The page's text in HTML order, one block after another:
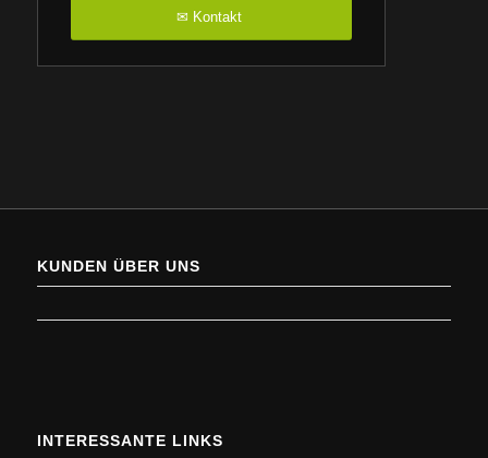
✉ Kontakt
KUNDEN ÜBER UNS
INTERESSANTE LINKS